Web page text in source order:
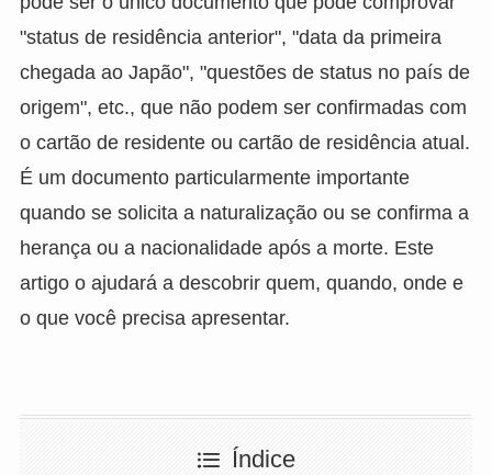
"status de residência anterior", "data da primeira
chegada ao Japão", "questões de status no país de
origem", etc., que não podem ser confirmadas com
o cartão de residente ou cartão de residência atual.
É um documento particularmente importante
quando se solicita a naturalização ou se confirma a
herança ou a nacionalidade após a morte. Este
artigo o ajudará a descobrir quem, quando, onde e
o que você precisa apresentar.
Índice